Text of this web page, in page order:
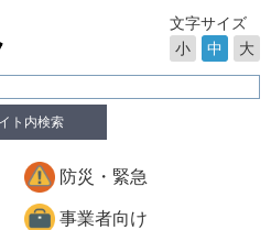
ト内検索
文字サイズ
小
中 大
防災・緊急
事業者向け